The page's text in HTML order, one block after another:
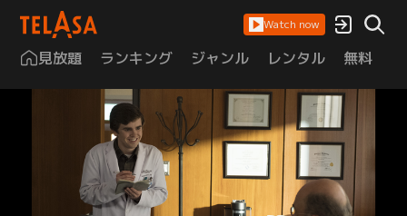
Watch now
見放題 ランキング ジャンル レンタル 無料